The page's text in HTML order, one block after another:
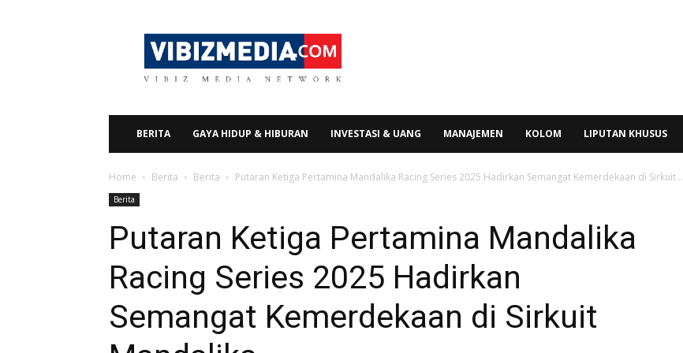
Vibizmedia.com
BERITA GAYA HIDUP & HIBURAN INVESTASI & UANG MANAJEMEN KOLOM LIPUTAN KHUSUS
Home Berita Berita Putaran Ketiga Pertamina Mandalika Racing Series 2025 Hadirkan Semangat Kemerdekaan di Sirkuit...
Berita
Putaran Ketiga Pertamina Mandalika
Racing Series 2025 Hadirkan
Semangat Kemerdekaan di Sirkuit